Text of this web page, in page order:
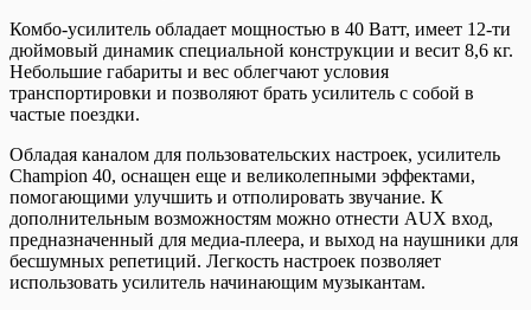
Комбо-усилитель обладает мощностью в 40 Ватт, имеет 12-ти
дюймовый динамик специальной конструкции и весит 8,6 кг.
Небольшие габариты и вес облегчают условия
транспортировки и позволяют брать усилитель с собой в
частые поездки.
Обладая каналом для пользовательских настроек, усилитель
Champion 40, оснащен еще и великолепными эффектами,
помогающими улучшить и отполировать звучание. К
дополнительным возможностям можно отнести AUX вход,
предназначенный для медиа-плеера, и выход на наушники для
бесшумных репетиций. Легкость настроек позволяет
использовать усилитель начинающим музыкантам.